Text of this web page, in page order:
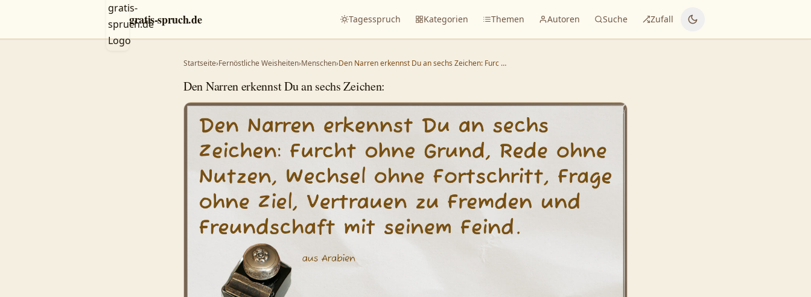
gratis-spruch.de Tagesspruch Kategorien Themen Autoren Suche Zufall
Startseite›Fernöstliche Weisheiten›Menschen›Den Narren erkennst Du an sechs Zeichen: Furc …
Den Narren erkennst Du an sechs Zeichen: